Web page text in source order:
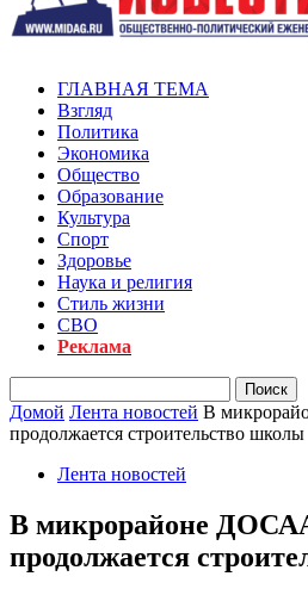
ГЛАВНАЯ ТЕМА
Взгляд
Политика
Экономика
Общество
Образование
Культура
Спорт
Здоровье
Наука и религия
Стиль жизни
СВО
Реклама
Домой Лента новостей В
продолжается строительство школы
Лента новостей
В микрорайоне
продолжается